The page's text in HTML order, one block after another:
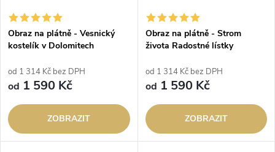
Obraz na plátně - Vesnický
kostelík v Dolomitech
od 1 314 Kč bez DPH
od 1 590 Kč
ZOBRAZIT
Obraz na plátně - Strom
života Radostné lístky
od 1 314 Kč bez DPH
od 1 590 Kč
ZOBRAZIT